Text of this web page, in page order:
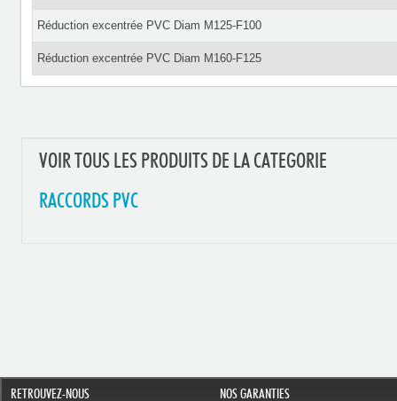
Réduction excentrée PVC Diam M125-F100
Réduction excentrée PVC Diam M160-F125
VOIR TOUS LES PRODUITS DE LA CATEGORIE
RACCORDS PVC
RETROUVEZ-NOUS NOS GARANTIES